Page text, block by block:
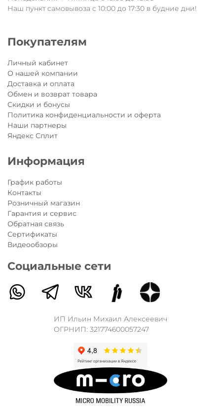
Наш пункт самовывоза с 10:00 до 17:30 в будние дни!
Покупателям
Личный кабинет
О нашей компании
Доставка и оплата
Обмен и возврат товара
Скидки и бонусы
Политика конфиденциальности и оферта
Наши партнеры
Яндекс Сплит
Информация
График работы
Контакты
Розничный магазин
Гарантия и сервис
Обратная связь
Сертификаты
Видеообзоры
Социальные сети
ИП Ильин Михаил Алексеевич
ОГРНИП: 321774600057247